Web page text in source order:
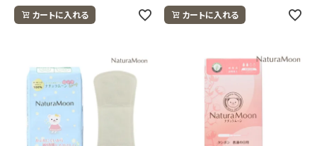
カートに入れる カートに入れる